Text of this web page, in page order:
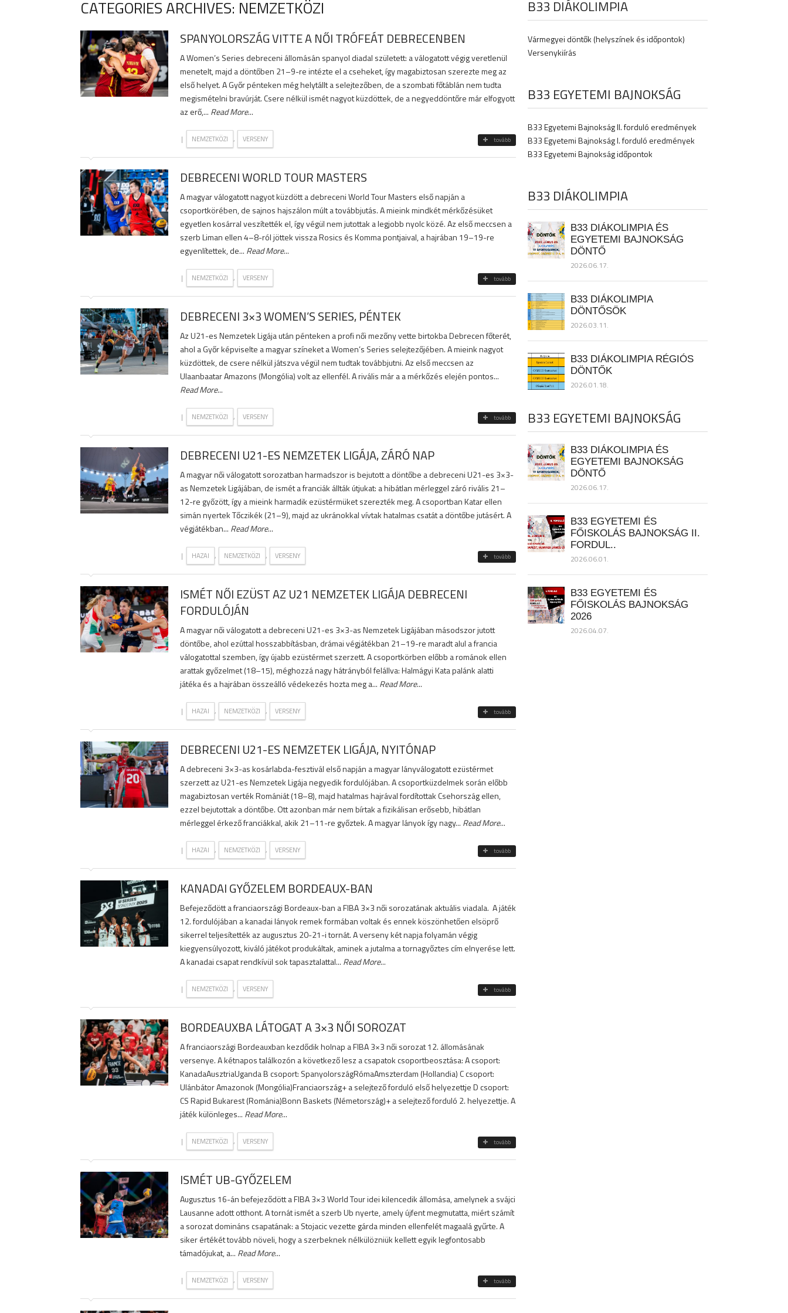
CATEGORIES ARCHIVES: NEMZETKÖZI
SPANYOLORSZÁG VITTE A NŐI TRÓFEÁT DEBRECENBEN
A Women’s Series debreceni állomásán spanyol diadal született: a válogatott végig veretlenül
menetelt, majd a döntőben 21–9-re intézte el a cseheket, így magabiztosan szerezte meg az
első helyet. A Győr pénteken még helytállt a selejtezőben, de a szombati főtáblán nem tudta
megismételni bravúrját. Csere nélkül ismét nagyot küzdöttek, de a negyeddöntőre már elfogyott
az erő,... Read More...
| NEMZETKÖZI , VERSENY tovább
DEBRECENI WORLD TOUR MASTERS
A magyar válogatott nagyot küzdött a debreceni World Tour Masters első napján a
csoportkörében, de sajnos hajszálon múlt a továbbjutás. A mieink mindkét mérkőzésüket
egyetlen kosárral veszítették el, így végül nem jutottak a legjobb nyolc közé. Az első meccsen a
szerb Liman ellen 4–8-ról jöttek vissza Rosics és Komma pontjaival, a hajrában 19–19-re
egyenlítettek, de... Read More...
| NEMZETKÖZI , VERSENY tovább
DEBRECENI 3×3 WOMEN’S SERIES, PÉNTEK
Az U21-es Nemzetek Ligája után pénteken a profi női mezőny vette birtokba Debrecen főterét,
ahol a Győr képviselte a magyar színeket a Women’s Series selejtezőjében. A mieink nagyot
küzdöttek, de csere nélkül játszva végül nem tudtak továbbjutni. Az első meccsen az
Ulaanbaatar Amazons (Mongólia) volt az ellenfél. A rivális már a a mérkőzés elején pontos...
Read More...
| NEMZETKÖZI , VERSENY tovább
DEBRECENI U21-ES NEMZETEK LIGÁJA, ZÁRÓ NAP
A magyar női válogatott sorozatban harmadszor is bejutott a döntőbe a debreceni U21-es 3×3-
as Nemzetek Ligájában, de ismét a franciák állták útjukat: a hibátlan mérleggel záró rivális 21–
12-re győzött, így a mieink harmadik ezüstérmüket szerezték meg. A csoportban Katar ellen
simán nyertek Tőczikék (21–9), majd az ukránokkal vívtak hatalmas csatát a döntőbe jutásért. A
végjátékban... Read More...
| HAZAI , NEMZETKÖZI , VERSENY tovább
ISMÉT NŐI EZÜST AZ U21 NEMZETEK LIGÁJA DEBRECENI
FORDULÓJÁN
A magyar női válogatott a debreceni U21-es 3×3-as Nemzetek Ligájában másodszor jutott
döntőbe, ahol ezúttal hosszabbításban, drámai végjátékban 21–19-re maradt alul a francia
válogatottal szemben, így újabb ezüstérmet szerzett. A csoportkörben előbb a románok ellen
arattak győzelmet (18–15), méghozzá nagy hátrányból felállva: Halmágyi Kata palánk alatti
játéka és a hajrában összeálló védekezés hozta meg a... Read More...
| HAZAI , NEMZETKÖZI , VERSENY tovább
DEBRECENI U21-ES NEMZETEK LIGÁJA, NYITÓNAP
A debreceni 3×3-as kosárlabda-fesztivál első napján a magyar lányválogatott ezüstérmet
szerzett az U21-es Nemzetek Ligája negyedik fordulójában. A csoportküzdelmek során előbb
magabiztosan verték Romániát (18–8), majd hatalmas hajrával fordítottak Csehország ellen,
ezzel bejutottak a döntőbe. Ott azonban már nem bírtak a fizikálisan erősebb, hibátlan
mérleggel érkező franciákkal, akik 21–11-re győztek. A magyar lányok így nagy... Read More...
| HAZAI , NEMZETKÖZI , VERSENY tovább
KANADAI GYŐZELEM BORDEAUX-BAN
Befejeződött a franciaországi Bordeaux-ban a FIBA 3×3 női sorozatának aktuális viadala. A játék
12. fordulójában a kanadai lányok remek formában voltak és ennek köszönhetően elsöprő
sikerrel teljesítették az augusztus 20-21-i tornát. A verseny két napja folyamán végig
kiegyensúlyozott, kiváló játékot produkáltak, aminek a jutalma a tornagyőztes cím elnyerése lett.
A kanadai csapat rendkívül sok tapasztalattal... Read More...
| NEMZETKÖZI , VERSENY tovább
BORDEAUXBA LÁTOGAT A 3×3 NŐI SOROZAT
A franciaországi Bordeauxban kezdődik holnap a FIBA 3×3 női sorozat 12. állomásának
versenye. A kétnapos találkozón a következő lesz a csapatok csoportbeosztása: A csoport:
KanadaAusztriaUganda B csoport: SpanyolországRómaAmszterdam (Hollandia) C csoport:
Ulánbátor Amazonok (Mongólia)Franciaország+ a selejtező forduló első helyezettje D csoport:
CS Rapid Bukarest (Románia)Bonn Baskets (Németország)+ a selejtező forduló 2. helyezettje. A
játék különleges... Read More...
| NEMZETKÖZI , VERSENY tovább
ISMÉT UB-GYŐZELEM
Augusztus 16-án befejeződött a FIBA 3×3 World Tour idei kilencedik állomása, amelynek a svájci
Lausanne adott otthont. A tornát ismét a szerb Ub nyerte, amely újfent megmutatta, miért számít
a sorozat domináns csapatának: a Stojacic vezette gárda minden ellenfelét magaalá gyűrte. A
siker értékét tovább növeli, hogy a szerbeknek nélkülözniük kellett egyik legfontosabb
támadójukat, a... Read More...
| NEMZETKÖZI , VERSENY tovább
B33 DIÁKOLIMPIA
Vármegyei döntők (helyszínek és időpontok)
Versenykiírás
B33 EGYETEMI BAJNOKSÁG
B33 Egyetemi Bajnokság II. forduló eredmények
B33 Egyetemi Bajnokság I. forduló eredmények
B33 Egyetemi Bajnokság időpontok
B33 DIÁKOLIMPIA
B33 DIÁKOLIMPIA ÉS
EGYETEMI BAJNOKSÁG
DÖNTŐ
2026.06.17.
B33 DIÁKOLIMPIA
DÖNTŐSÖK
2026.03.11.
B33 DIÁKOLIMPIA RÉGIÓS
DÖNTŐK
2026.01.18.
B33 EGYETEMI BAJNOKSÁG
B33 DIÁKOLIMPIA ÉS
EGYETEMI BAJNOKSÁG
DÖNTŐ
2026.06.17.
B33 EGYETEMI ÉS
FŐISKOLÁS BAJNOKSÁG II.
FORDUL..
2026.06.01.
B33 EGYETEMI ÉS
FŐISKOLÁS BAJNOKSÁG
2026
2026.04.07.